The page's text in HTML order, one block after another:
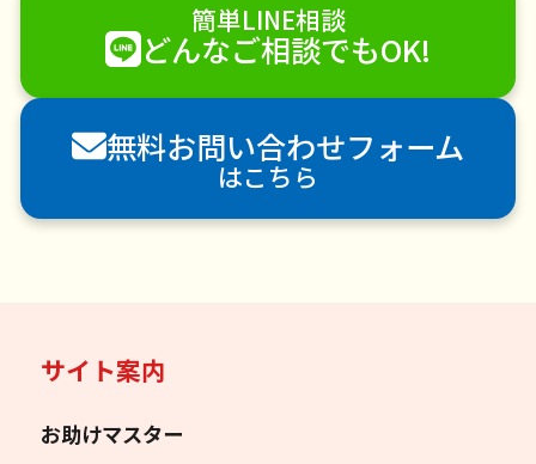
雪かき・雪下ろし
電球交換
襖（ふすま）の張替え
空き家管理
各種代行
害獣駆除
防草シート施工
ナメクジ駆除
害虫駆除
簡単LINE相談
どんなご相談でもOK!
無料お問い合わせフォーム
はこちら
サイト案内
お助けマスター